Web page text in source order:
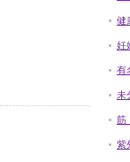
健
妊
有
未
筋
紫